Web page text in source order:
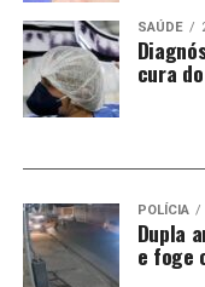
SAÚDE
cura
POLÍCIA
Dupla
e foge